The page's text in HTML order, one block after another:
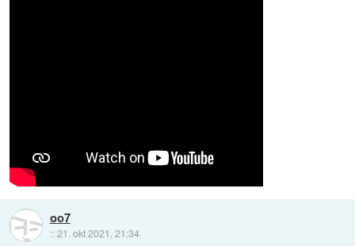
oo7
::21. okt 2021, 21:34